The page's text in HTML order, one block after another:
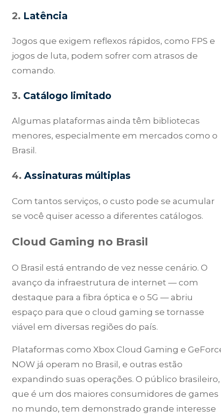
2. Latência
Jogos que exigem reflexos rápidos, como FPS e
jogos de luta, podem sofrer com atrasos de
comando.
3. Catálogo limitado
Algumas plataformas ainda têm bibliotecas
menores, especialmente em mercados como o
Brasil.
4. Assinaturas múltiplas
Com tantos serviços, o custo pode se acumular
se você quiser acesso a diferentes catálogos.
Cloud Gaming no Brasil
O Brasil está entrando de vez nesse cenário. O
avanço da infraestrutura de internet — com
destaque para a fibra óptica e o 5G — abriu
espaço para que o cloud gaming se tornasse
viável em diversas regiões do país.
Plataformas como Xbox Cloud Gaming e
NOW já operam no Brasil, e outras estão
expandindo suas operações. O público brasileiro,
que é um dos maiores consumidores de games
no mundo, tem demonstrado grande interesse